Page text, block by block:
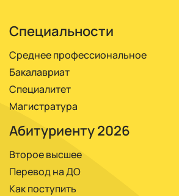
Специальности
Среднее профессиональное
Бакалавриат
Специалитет
Магистратура
Абитуриенту 2026
Второе высшее
Перевод на ДО
Как поступить